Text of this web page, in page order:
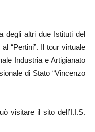
degli altri due Istituti del
“Pertini”. Il tour virtuale
Industria e Artigianato
di Stato “Vincenzo
visitare il sito dell’I.I.S.